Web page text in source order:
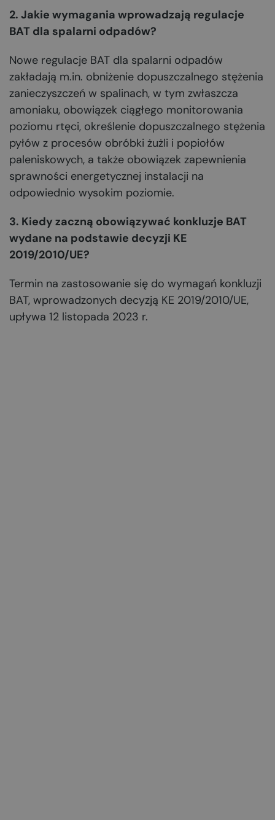
2. Jakie wymagania wprowadzają regulacje
BAT dla spalarni odpadów?
Nowe regulacje BAT dla spalarni odpadów
zakładają m.in. obniżenie dopuszczalnego stężenia
zanieczyszczeń w spalinach, w tym zwłaszcza
amoniaku, obowiązek ciągłego monitorowania
poziomu rtęci, określenie dopuszczalnego stężenia
pyłów z procesów obróbki żużli i popiołów
paleniskowych, a także obowiązek zapewnienia
sprawności energetycznej instalacji na
odpowiednio wysokim poziomie.
3. Kiedy zaczną obowiązywać konkluzje BAT
wydane na podstawie decyzji KE
2019/2010/UE?
Termin na zastosowanie się do wymagań konkluzji
BAT, wprowadzonych decyzją KE 2019/2010/UE,
upływa 12 listopada 2023 r.